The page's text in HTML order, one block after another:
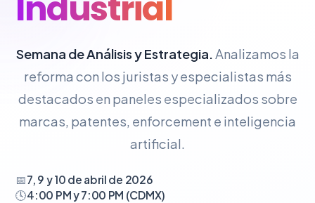
Semana de Análisis y Estrategia.Analizamos la
reforma con los juristas y especialistas más
destacados en paneles especializados sobre
marcas, patentes, enforcement e inteligencia
artificial.
📅7, 9 y 10 de abril de 2026
🕓4:00 PM y 7:00 PM (CDMX)